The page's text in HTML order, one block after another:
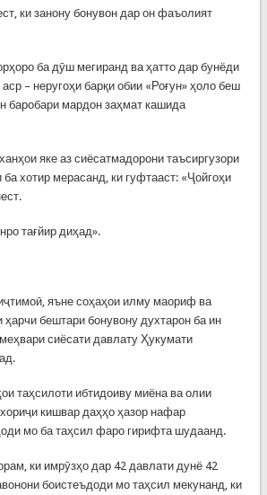
ки занону бонувон дар он фаъолият
ба дӯш мегиранд ва ҳатто дар бунёди
– неругоҳи барқи обии «Роғун» ҳоло беш
баробари мардон заҳмат кашида
яке аз сиёсатмадорони таъсиргузори
хотир мерасанд, ки гуфтааст: «Ҷойгоҳи
тағйир диҳад».
яъне соҳаҳои илму маориф ва
ҳарчи бештари бонувону духтарон ба ин
сиёсати давлату Ҳукумати
таҳсилоти ибтидоиву миёна ва олии
кишвар даҳҳо ҳазор нафар
мо ба таҳсил фаро гирифта шудаанд.
ки имрӯзҳо дар 42 давлати дунё 42
боистеъдоди мо таҳсил мекунанд, ки